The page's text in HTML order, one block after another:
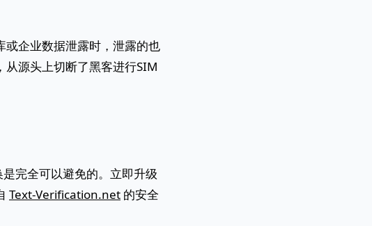
或企业数据泄露时，泄露的也
源头上切断了黑客进行SIM
完全可以避免的。立即升级
Text-Verification.net 的安全